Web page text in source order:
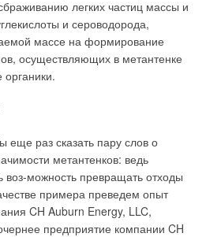
легких частиц массы и
и сероводорода,
массе на формирование
осуществляющих в метантенке
еще раз сказать пару слов о
метантенков: ведь
воз-можность превращать отходы
примера преведем опыт
CH Auburn Energy, LLC,
предприятие компании CH